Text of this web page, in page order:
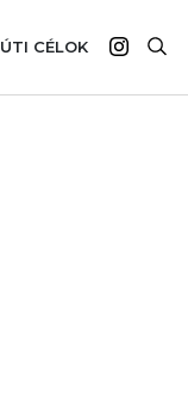
ÚTI CÉLOK